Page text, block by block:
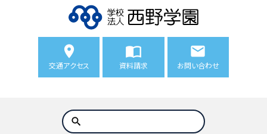
交通アクセス 資料請求 お問い合わせ